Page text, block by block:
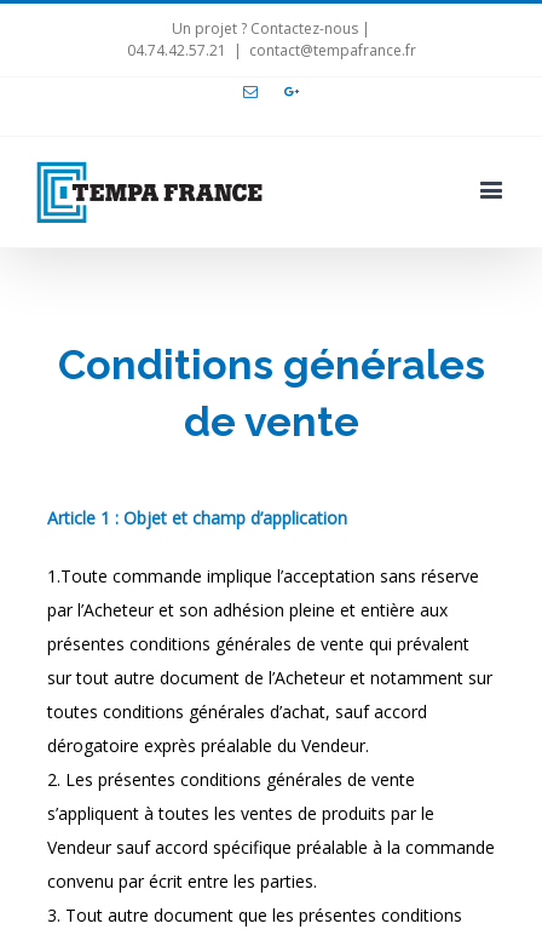
Un projet ? Contactez-nous |
04.74.42.57.21
| contact@tempafrance.fr
Email Google+
Conditions générales
de vente
Article 1 : Objet et champ d’application
1.Toute commande implique l’acceptation sans réserve
par l’Acheteur et son adhésion pleine et entière aux
présentes conditions générales de vente qui prévalent
sur tout autre document de l’Acheteur et notamment sur
toutes conditions générales d’achat, sauf accord
dérogatoire exprès préalable du Vendeur.
2. Les présentes conditions générales de vente
s’appliquent à toutes les ventes de produits par le
Vendeur sauf accord spécifique préalable à la commande
convenu par écrit entre les parties.
3. Tout autre document que les présentes conditions